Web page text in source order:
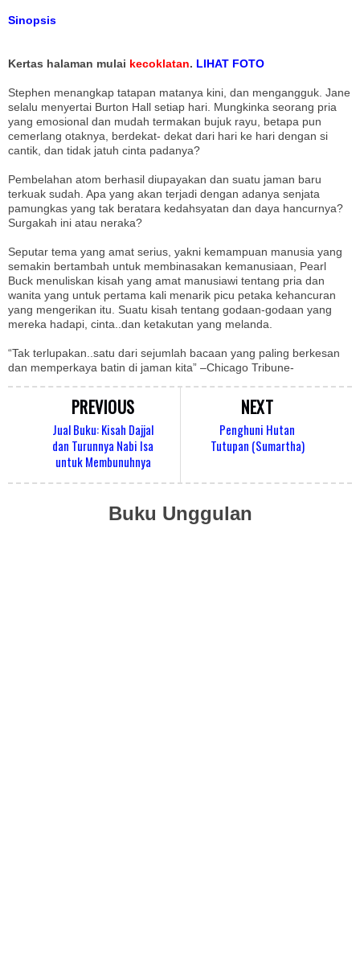
Sinopsis
Kertas halaman mulai kecoklatan. LIHAT FOTO
Stephen menangkap tatapan matanya kini, dan mengangguk. Jane
selalu menyertai Burton Hall setiap hari. Mungkinka seorang pria
yang emosional dan mudah termakan bujuk rayu, betapa pun
cemerlang otaknya, berdekat- dekat dari hari ke hari dengan si
cantik, dan tidak jatuh cinta padanya?
Pembelahan atom berhasil diupayakan dan suatu jaman baru
terkuak sudah. Apa yang akan terjadi dengan adanya senjata
pamungkas yang tak beratara kedahsyatan dan daya hancurnya?
Surgakah ini atau neraka?
Seputar tema yang amat serius, yakni kemampuan manusia yang
semakin bertambah untuk membinasakan kemanusiaan, Pearl
Buck menuliskan kisah yang amat manusiawi tentang pria dan
wanita yang untuk pertama kali menarik picu petaka kehancuran
yang mengerikan itu. Suatu kisah tentang godaan-godaan yang
mereka hadapi, cinta..dan ketakutan yang melanda.
“Tak terlupakan..satu dari sejumlah bacaan yang paling berkesan
dan memperkaya batin di jaman kita” –Chicago Tribune-
NEXT
Penghuni Hutan
Tutupan (Sumartha)
PREVIOUS
Jual Buku: Kisah Dajjal
dan Turunnya Nabi Isa
untuk Membunuhnya
Buku Unggulan